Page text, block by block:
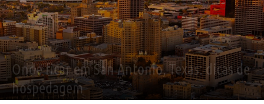
Estados Unidos San Antonio
Onde ficar em San Antonio, Texas: dicas de
hospedagem